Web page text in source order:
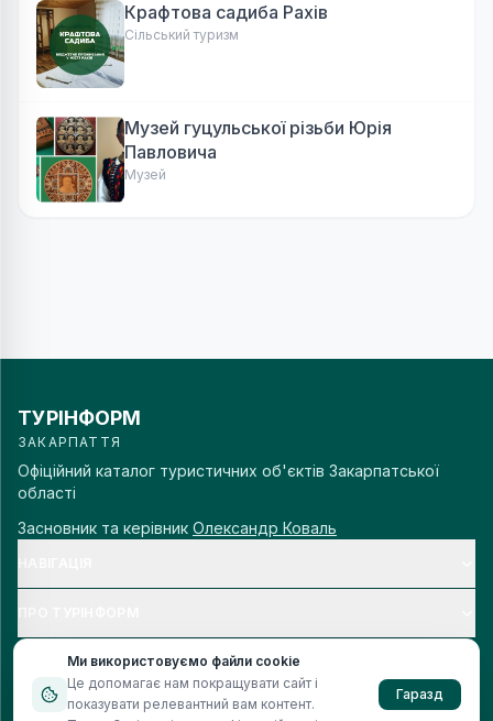
Крафтова садиба Рахів
Сільський туризм
Музей гуцульської різьби Юрія
Павловича
Музей
ТУРІНФОРМ
ЗАКАРПАТТЯ
Офіційний каталог туристичних об'єктів Закарпатської
області
Засновник та керівник Олександр Коваль
© 2006–2026 Турінформ Закарпаття. Всі права захищено.
Ми використовуємо файли cookie
Це допомагає нам покращувати сайт і
показувати релевантний вам контент.
Гаразд